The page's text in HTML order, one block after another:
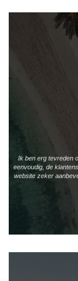
Ik ben erg tevreden
eenvoudig, de
website zeker